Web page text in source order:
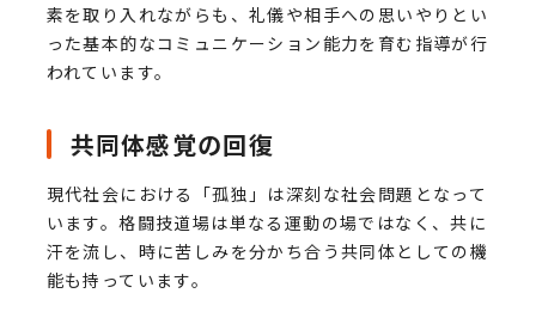
素を取り入れながらも、礼儀や相手への思いやりとい
った基本的なコミュニケーション能力を育む指導が行
われています。
共同体感覚の回復
現代社会における「孤独」は深刻な社会問題となって
います。格闘技道場は単なる運動の場ではなく、共に
汗を流し、時に苦しみを分かち合う共同体としての機
能も持っています。